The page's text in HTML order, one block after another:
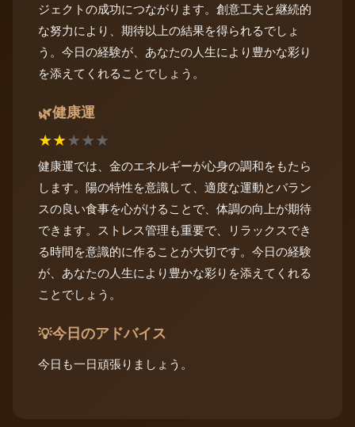
ジェクトの成功につながります。創意工夫と継続的
な努力により、期待以上の結果を得られるでしょ
う。今日の経験が、あなたの人生により豊かな彩り
を添えてくれることでしょう。
🌿健康運
★★★★★
健康運では、金のエネルギーが心身の調和をもたら
します。陽の特性を意識して、適度な運動とバラン
スの良い食事を心がけることで、体調の向上が期待
できます。ストレス管理も重要で、リラックスでき
る時間を意識的に作ることが大切です。今日の経験
が、あなたの人生により豊かな彩りを添えてくれる
ことでしょう。
💡今日のアドバイス
今日も一日頑張りましょう。